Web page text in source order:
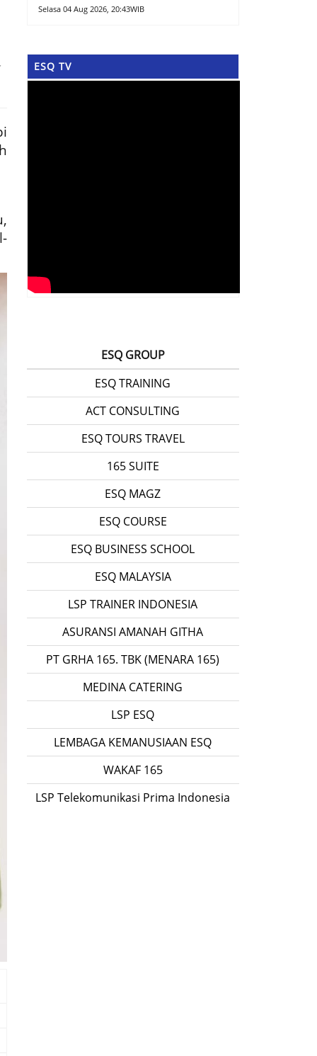
Selasa 04 Aug 2026, 20:43WIB
ESQ TV
ESQ GROUP
ESQ TRAINING
ACT CONSULTING
ESQ TOURS TRAVEL
165 SUITE
ESQ MAGZ
ESQ COURSE
ESQ BUSINESS SCHOOL
ESQ MALAYSIA
LSP TRAINER INDONESIA
ASURANSI AMANAH GITHA
PT GRHA 165. TBK (MENARA 165)
MEDINA CATERING
LSP ESQ
LEMBAGA KEMANUSIAAN ESQ
WAKAF 165
LSP Telekomunikasi Prima Indonesia